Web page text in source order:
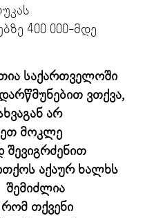
400 000-მდე
საქართველოში
ვთქვა,
არ
მოკლე
შევიგრძენით
აქაურ ხალხს
შემიძლია
თქვენი